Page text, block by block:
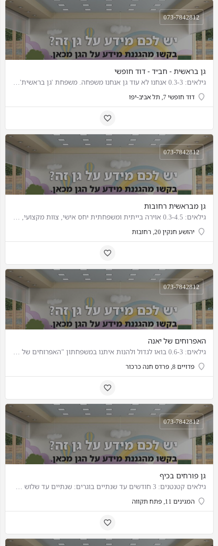
גן בראשית - חב״ד - דוד חופשי
גילאים: 0.3-3 אנחנו לא עוד גן אנחנו משפחה. משפחת 'גן בראשית' מעניקה גם ליווי חינוכי ואוזן קשבת, ובנויה…
דוד חופשי 7, תל אביב-יפו
073-7842812
גן מבראשית רחובות
גילאים: 0.3-4.5 אוירה בייתית ומשפחתית יחס אישי, צוות מקצועי, מסור וחם כל הארוחות הגן הינן אוכל ביתי,…
יהושע חנקין 20, רחובות
073-7842812
האפרוחים של יאנה
גילאים: 0.6-3 בואו לגדול ולהנות איתנו במשפחתון "האפרוחים של יאנה"- גן ביתי באווירה תומכת עוטפת ורגישה. גישה…
פדויים 8, פרדס חנה כרכור
073-7842812
גן פורחים בכיף
גילאים קטנטנים: 3 חודשים עד שנתיים בוגרים: שנתיים עד שלוש צהרון: טרום טרום חובה עד כיתה ג' מספר ילדים…
המגינים 11, פתח תקווה
073-7842812